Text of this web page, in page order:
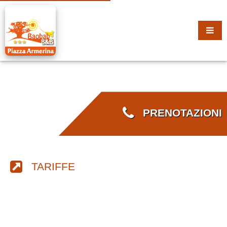
PRENOTAZIONI
TARIFFE